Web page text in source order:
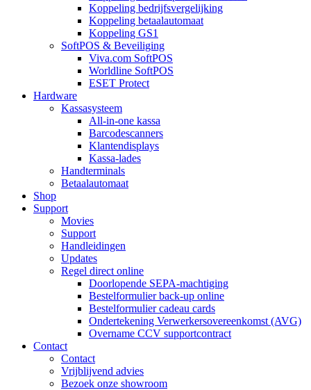
Koppeling bedrijfsvergelijking
Koppeling betaalautomaat
Koppeling GS1
SoftPOS & Beveiliging
Viva.com SoftPOS
Worldline SoftPOS
ESET Protect
Hardware
Kassasysteem
All-in-one kassa
Barcodescanners
Klantendisplays
Kassa-lades
Handterminals
Betaalautomaat
Shop
Support
Movies
Support
Handleidingen
Updates
Regel direct online
Doorlopende SEPA-machtiging
Bestelformulier back-up online
Bestelformulier cadeau cards
Ondertekening Verwerkersovereenkomst (AVG)
Overname CCV supportcontract
Contact
Contact
Vrijblijvend advies
Bezoek onze showroom